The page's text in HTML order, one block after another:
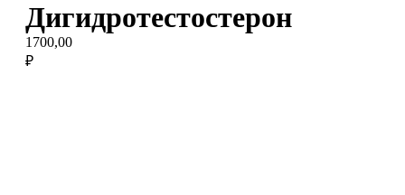
Дигидротестостерон
1700,00
₽